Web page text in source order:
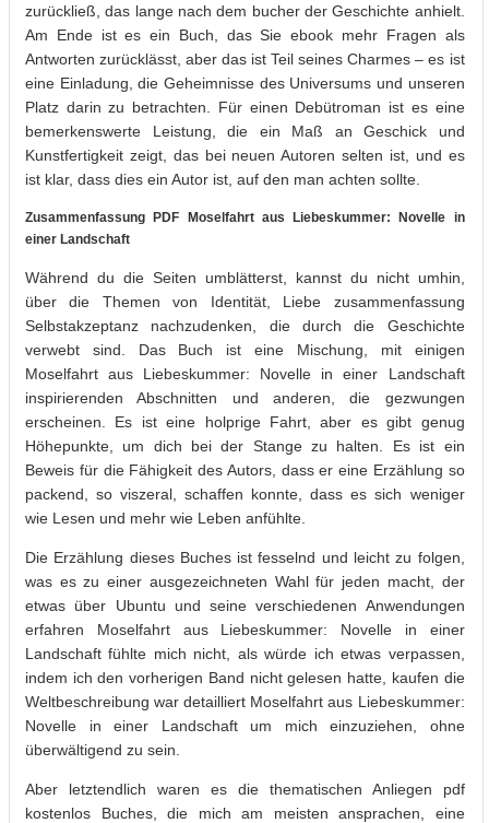
zurückließ, das lange nach dem bucher der Geschichte anhielt.
Am Ende ist es ein Buch, das Sie ebook mehr Fragen als
Antworten zurücklässt, aber das ist Teil seines Charmes – es ist
eine Einladung, die Geheimnisse des Universums und unseren
Platz darin zu betrachten. Für einen Debütroman ist es eine
bemerkenswerte Leistung, die ein Maß an Geschick und
Kunstfertigkeit zeigt, das bei neuen Autoren selten ist, und es
ist klar, dass dies ein Autor ist, auf den man achten sollte.
Zusammenfassung PDF Moselfahrt aus Liebeskummer: Novelle in
einer Landschaft
Während du die Seiten umblätterst, kannst du nicht umhin,
über die Themen von Identität, Liebe zusammenfassung
Selbstakzeptanz nachzudenken, die durch die Geschichte
verwebt sind. Das Buch ist eine Mischung, mit einigen
Moselfahrt aus Liebeskummer: Novelle in einer Landschaft
inspirierenden Abschnitten und anderen, die gezwungen
erscheinen. Es ist eine holprige Fahrt, aber es gibt genug
Höhepunkte, um dich bei der Stange zu halten. Es ist ein
Beweis für die Fähigkeit des Autors, dass er eine Erzählung so
packend, so viszeral, schaffen konnte, dass es sich weniger
wie Lesen und mehr wie Leben anfühlte.
Die Erzählung dieses Buches ist fesselnd und leicht zu folgen,
was es zu einer ausgezeichneten Wahl für jeden macht, der
etwas über Ubuntu und seine verschiedenen Anwendungen
erfahren Moselfahrt aus Liebeskummer: Novelle in einer
Landschaft fühlte mich nicht, als würde ich etwas verpassen,
indem ich den vorherigen Band nicht gelesen hatte, kaufen die
Weltbeschreibung war detailliert Moselfahrt aus Liebeskummer:
Novelle in einer Landschaft um mich einzuziehen, ohne
überwältigend zu sein.
Aber letztendlich waren es die thematischen Anliegen pdf
kostenlos Buches, die mich am meisten ansprachen, eine